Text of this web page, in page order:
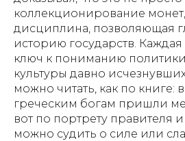
коллекционирование монет,
дисциплина, позволяющая
историю государств.
ключ к пониманию
культуры давно
можно читать, как по книге:
греческим богам пришли
вот по портрету правителя и
можно судить о силе или